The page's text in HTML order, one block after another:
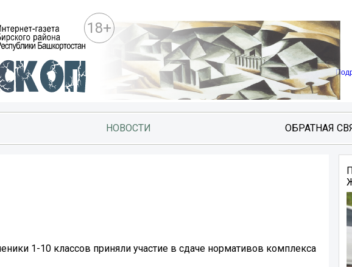
18+
НОВОСТИ ОБРАТНАЯ
1-10 классов приняли участие в сдаче нормативов комплекса